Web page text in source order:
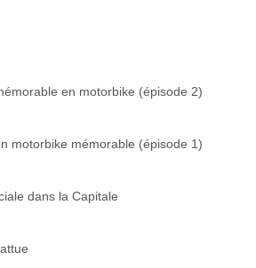
en motorbike (épisode 2)
motorbike mémorable (épisode 1)
dans la Capitale